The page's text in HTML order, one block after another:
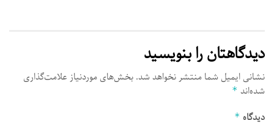
دیدگاهتان را بنویسید
نشانی ایمیل شما منتشر نخواهد شد. بخش‌های موردنیاز علامت‌گذاری
شده‌اند*
دیدگاه*